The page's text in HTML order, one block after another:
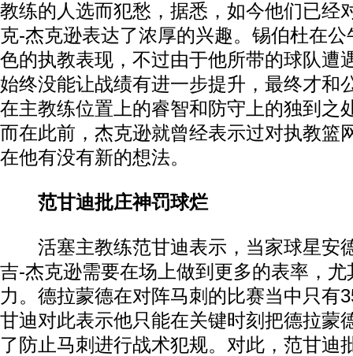
教练的人选而犯愁，据悉，如今他们已经
克-杰克逊表达了浓厚的兴趣。锡伯杜在
色的执教表现，不过由于他所带的球队遭
始终没能让战绩有进一步提升，最终才和
在主教练位置上的睿智和防守上的独到之
而在此前，杰克逊就曾经表示过对执教篮
在他有没有新的想法。
范甘迪批庄神罚球烂
活塞主教练范甘迪表示，当家球星安
吉-杰克逊需要在场上做到更多的表率，
力。德拉蒙德在对阵马刺的比赛当中只有
甘迪对此表示他只能在关键时刻把德拉蒙
了防止马刺进行战术犯规。对此，范甘迪
动物系恋人啊 | 钟欣潼体验爱情哲学 南